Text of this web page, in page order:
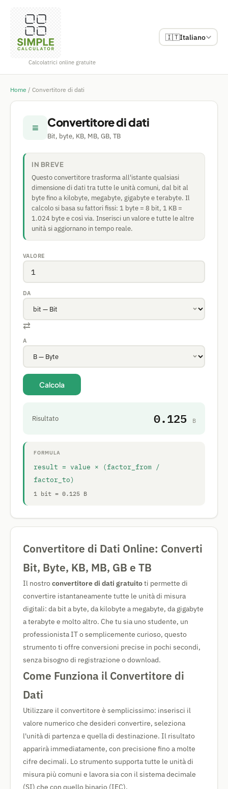
Calcolatrici online gratuite
🇮🇹Italiano
Home / Convertitore di dati
≡ Convertitore di dati
Bit, byte, KB, MB, GB, TB
IN BREVE
Questo convertitore trasforma all'istante qualsiasi
dimensione di dati tra tutte le unità comuni, dal bit al
byte fino a kilobyte, megabyte, gigabyte e terabyte. Il
calcolo si basa su fattori fissi: 1 byte = 8 bit, 1 KB =
1.024 byte e così via. Inserisci un valore e tutte le altre
unità si aggiornano in tempo reale.
VALORE
DA
⇄
A
Calcola
Risultato 0.125 B
FORMULA
result = value × (factor_from /
factor_to)
1 bit = 0.125 B
Convertitore di Dati Online: Converti
Bit, Byte, KB, MB, GB e TB
Il nostroconvertitore di dati gratuitoti permette di
convertire istantaneamente tutte le unità di misura
digitali: da bit a byte, da kilobyte a megabyte, da gigabyte
a terabyte e molto altro. Che tu sia uno studente, un
professionista IT o semplicemente curioso, questo
strumento ti offre conversioni precise in pochi secondi,
senza bisogno di registrazione o download.
Come Funziona il Convertitore di
Dati
Utilizzare il convertitore è semplicissimo: inserisci il
valore numerico che desideri convertire, seleziona
l'unità di partenza e quella di destinazione. Il risultato
apparirà immediatamente, con precisione fino a molte
cifre decimali. Lo strumento supporta tutte le unità di
misura più comuni e lavora sia con il sistema decimale
(SI) che con quello binario (IEC).